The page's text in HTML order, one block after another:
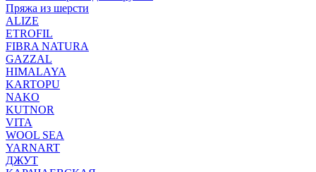
Пряжа из шерсти
ALIZE
ETROFIL
FIBRA NATURA
GAZZAL
HIMALAYA
KARTOPU
NAKO
KUTNOR
VITA
WOOL SEA
YARNART
ДЖУТ